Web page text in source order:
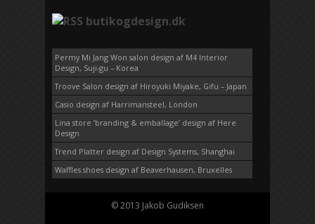
butikogdesign.dk
Permy Mi Jang Won salon design af M4 Interior
Design, Suji-gu – Korea
Troove Salon design af Hiroyuki Miyake, Gifu – Japan
Casio design af Harrimansteel, London
Lina store ‘branding & emballage’ design af Here
Design
Trend Platter design af Design Systems, Shanghai
Waffles shoes design af Beaverhausen, Bruxelles
© 2013 Jakob Gudiksen